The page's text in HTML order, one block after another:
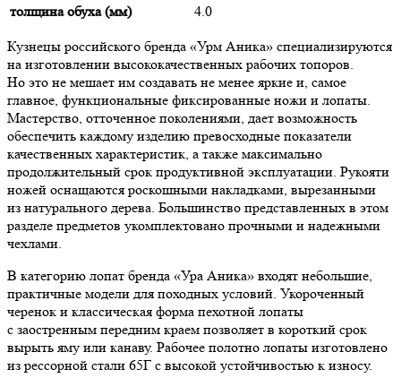
толщина обуха (мм)
4.0
Кузнецы российского бренда «Урм Аника» специализируются
на изготовлении высококачественных рабочих топоров.
Но это не мешает им создавать не менее яркие и, самое
главное, функциональные фиксированные ножи и лопаты.
Мастерство, отточенное поколениями, дает возможность
обеспечить каждому изделию превосходные показатели
качественных характеристик, а также максимально
продолжительный срок продуктивной эксплуатации. Рукояти
ножей оснащаются роскошными накладками, вырезанными
из натурального дерева. Большинство представленных в этом
разделе предметов укомплектовано прочными и надежными
чехлами.
В категорию лопат бренда «Ура Аника» входят небольшие,
практичные модели для походных условий. Укороченный
черенок и классическая форма пехотной лопаты
с заостренным передним краем позволяет в короткий срок
вырыть яму или канаву. Рабочее полотно лопаты изготовлено
из рессорной стали 65Г с высокой устойчивостью к износу.